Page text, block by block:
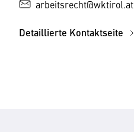
arbeitsrecht@wktirol.at
Detaillierte Kontaktseite